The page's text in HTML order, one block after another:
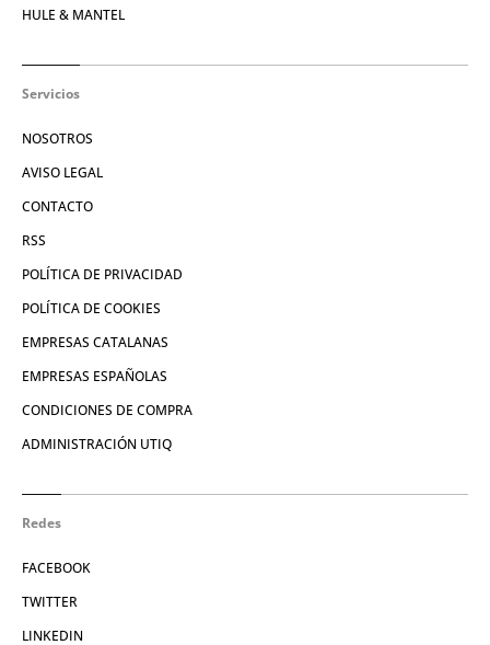
HULE & MANTEL
Servicios
NOSOTROS
AVISO LEGAL
CONTACTO
RSS
POLÍTICA DE PRIVACIDAD
POLÍTICA DE COOKIES
EMPRESAS CATALANAS
EMPRESAS ESPAÑOLAS
CONDICIONES DE COMPRA
ADMINISTRACIÓN UTIQ
Redes
FACEBOOK
TWITTER
LINKEDIN